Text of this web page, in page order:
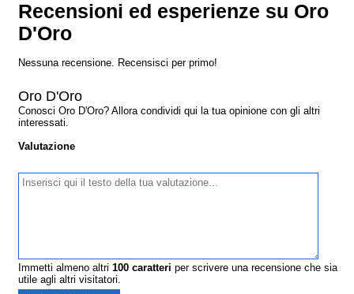
Recensioni ed esperienze su Oro
D'Oro
Nessuna recensione. Recensisci per primo!
Oro D'Oro
Conosci Oro D'Oro? Allora condividi qui la tua opinione con gli altri
interessati.
Valutazione
Immetti almeno altri100 caratteri per scrivere una recensione che sia
utile agli altri visitatori.